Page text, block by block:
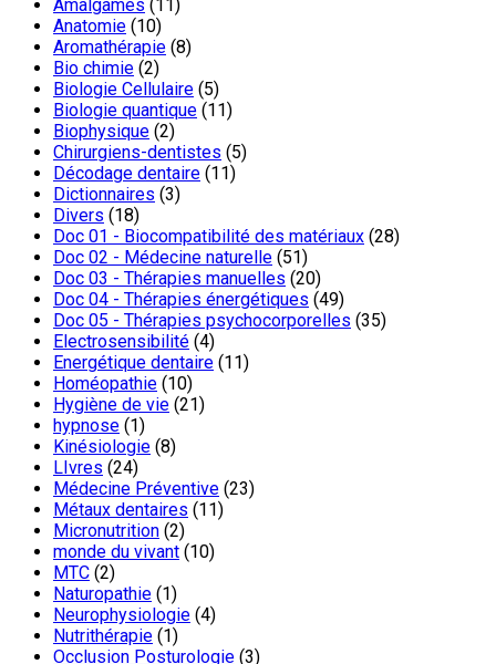
Amalgames (11)
Anatomie (10)
Aromathérapie (8)
Bio chimie (2)
Biologie Cellulaire (5)
Biologie quantique (11)
Biophysique (2)
Chirurgiens-dentistes (5)
Décodage dentaire (11)
Dictionnaires (3)
Divers (18)
Doc 01 - Biocompatibilité des matériaux (28)
Doc 02 - Médecine naturelle (51)
Doc 03 - Thérapies manuelles (20)
Doc 04 - Thérapies énergétiques (49)
Doc 05 - Thérapies psychocorporelles (35)
Electrosensibilité (4)
Energétique dentaire (11)
Homéopathie (10)
Hygiène de vie (21)
hypnose (1)
Kinésiologie (8)
LIvres (24)
Médecine Préventive (23)
Métaux dentaires (11)
Micronutrition (2)
monde du vivant (10)
MTC (2)
Naturopathie (1)
Neurophysiologie (4)
Nutrithérapie (1)
Occlusion Posturologie (3)